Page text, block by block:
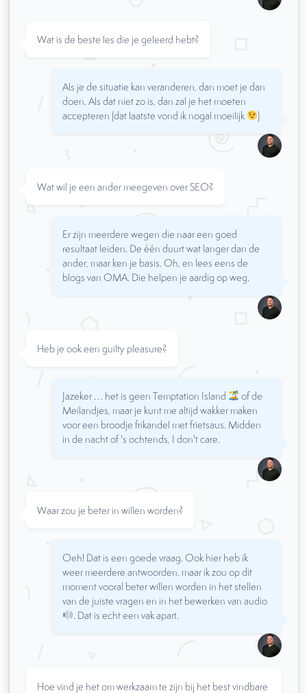
Wat is de beste les die je geleerd hebt?
Als je de situatie kan veranderen, dan moet je dan
doen. Als dat niet zo is, dan zal je het moeten
accepteren (dat laatste vond ik nogal moeilijk
)
Wat wil je een ander meegeven over SEO?
Er zijn meerdere wegen die naar een goed
resultaat leiden. De één duurt wat langer dan de
ander, maar ken je basis. Oh, en lees eens de
blogs van OMA. Die helpen je aardig op weg.
Heb je ook een guilty pleasure?
Jazeker … het is geen Temptation Island
of de
Meilandjes, maar je kunt me altijd wakker maken
voor een broodje frikandel met frietsaus. Midden
in de nacht of 's ochtends, I don't care.
Waar zou je beter in willen worden?
Oeh! Dat is een goede vraag. Ook hier heb ik
weer meerdere antwoorden, maar ik zou op dit
moment vooral beter willen worden in het stellen
van de juiste vragen en in het bewerken van audio
. Dat is echt een vak apart.
Hoe vind je het om werkzaam te zijn bij het best vindbare